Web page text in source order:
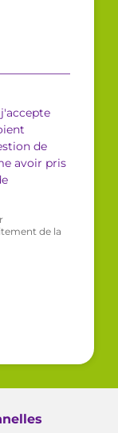
de
avoir pris
de la